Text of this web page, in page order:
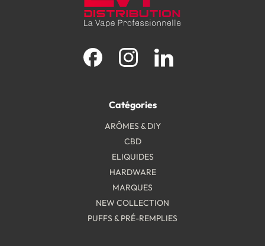
Catégories
ARÔMES & DIY
CBD
ELIQUIDES
HARDWARE
MARQUES
NEW COLLECTION
PUFFS & PRÉ-REMPLIES
Facebook Instagram